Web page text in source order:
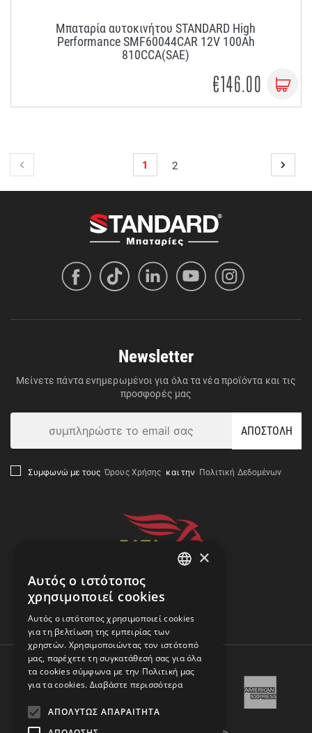
Μπαταρία αυτοκινήτου STANDARD High
Performance SMF60044CAR 12V 100Ah
810CCA(SAE)
€146.00
1 2
Newsletter
Μείνετε πάντα ενημερωμένοι για όλα τα νέα προϊόντα και τις
προσφορές μας
ΑΠΟΣΤΟΛΗ
Συμφωνώ με τους Όρους Χρήσης και την Πολιτική Δεδομένων
×
Αυτός ο ιστότοπος
χρησιμοποιεί cookies
Αυτός ο ιστότοπος χρησιμοποιεί cookies
για τη βελτίωση της εμπειρίας των
χρηστών. Χρησιμοποιώντας τον ιστότοπό
μας, παρέχετε τη συγκατάθεσή σας για όλα
τα cookies σύμφωνα με την Πολιτική μας
για τα cookies. Διαβάστε περισσότερα
ΑΠΟΛΎΤΩΣ ΑΠΑΡΑΊΤΗΤΑ